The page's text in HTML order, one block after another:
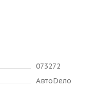
073272
АвтоDело